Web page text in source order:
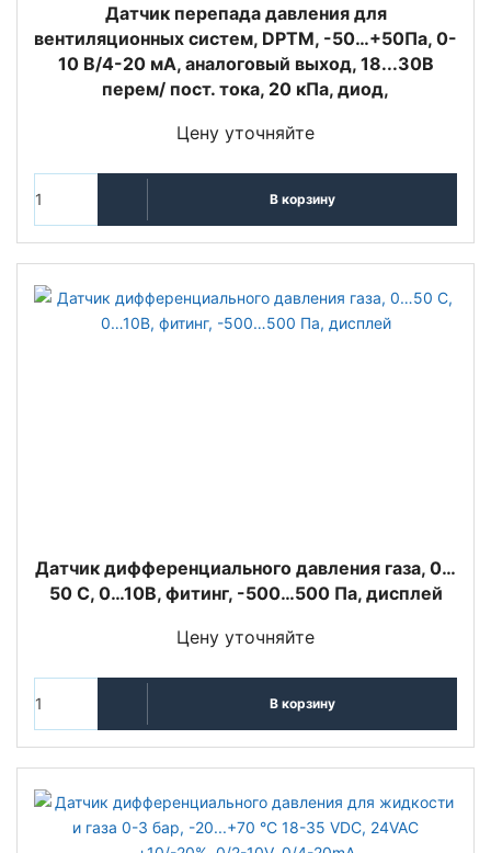
Датчик перепада давления для
вентиляционных систем, DPTM, -50…+50Па, 0-
10 В/4-20 мА, аналоговый выход, 18...30В
перем/ пост. тока, 20 кПа, диод,
Цену уточняйте
В корзину
Датчик дифференциального давления газа, 0…
50 С, 0…10В, фитинг, -500…500 Па, дисплей
Цену уточняйте
В корзину